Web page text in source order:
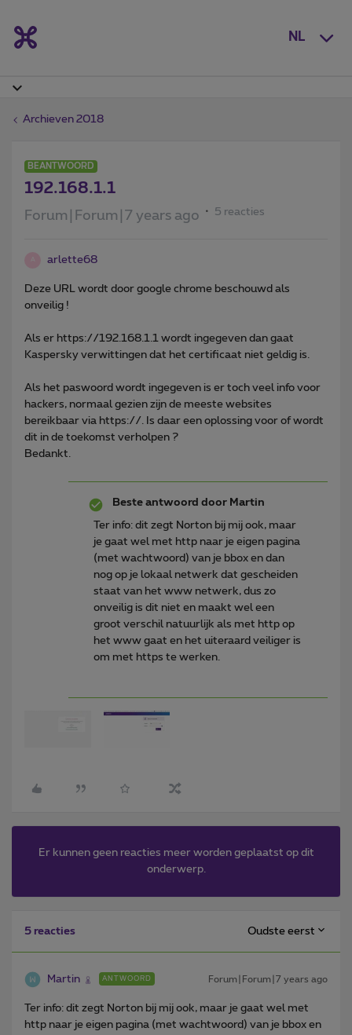
NL
Archieven 2018
BEANTWOORD
192.168.1.1
Forum|Forum|7 years ago 5 reacties
A arlette68
Deze URL wordt door google chrome beschouwd als
onveilig !
Als er https://192.168.1.1 wordt ingegeven dan gaat
Kaspersky verwittingen dat het certificaat niet geldig is.
Als het paswoord wordt ingegeven is er toch veel info voor
hackers, normaal gezien zijn de meeste websites
bereikbaar via https://. Is daar een oplossing voor of wordt
dit in de toekomst verholpen ?
Bedankt.
Beste antwoord door Martin
Ter info: dit zegt Norton bij mij ook, maar
je gaat wel met http naar je eigen pagina
(met wachtwoord) van je bbox en dan
nog op je lokaal netwerk dat gescheiden
staat van het www netwerk, dus zo
onveilig is dit niet en maakt wel een
groot verschil natuurlijk als met http op
het www gaat en het uiteraard veiliger is
om met https te werken.
Er kunnen geen reacties meer worden geplaatst op dit
onderwerp.
5 reacties Oudste eerst
Martin ANTWOORD Forum|Forum|7 years ago
Ter info: dit zegt Norton bij mij ook, maar je gaat wel met
http naar je eigen pagina (met wachtwoord) van je bbox en